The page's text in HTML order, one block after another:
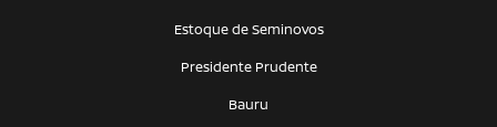
Estoque de Seminovos
Presidente Prudente
Bauru